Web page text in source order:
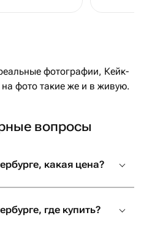
фотографии, Кейк-
фото такие же и в живую.
вопросы
какая цена?
где купить?